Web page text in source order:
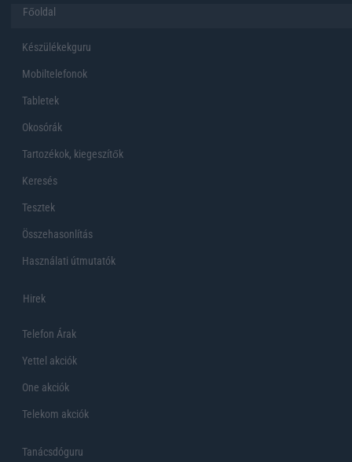
Főoldal
Készülékekguru
Mobiltelefonok
Tabletek
Okosórák
Tartozékok, kiegeszítők
Keresés
Tesztek
Összehasonlítás
Használati útmutatók
Hirek
Telefon Árak
Yettel akciók
One akciók
Telekom akciók
Tanácsdóguru